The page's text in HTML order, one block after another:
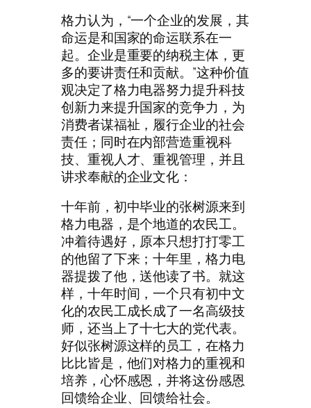
格力认为，“一个企业的发展，其
命运是和国家的命运联系在一
起。企业是重要的纳税主体，更
多的要讲责任和贡献。”这种价值
观决定了格力电器努力提升科技
创新力来提升国家的竞争力，为
消费者谋福祉，履行企业的社会
责任；同时在内部营造重视科
技、重视人才、重视管理，并且
讲求奉献的企业文化：
十年前，初中毕业的张树源来到
格力电器，是个地道的农民工。
冲着待遇好，原本只想打打零工
的他留了下来；十年里，格力电
器提拨了他，送他读了书。就这
样，十年时间，一个只有初中文
化的农民工成长成了一名高级技
师，还当上了十七大的党代表。
好似张树源这样的员工，在格力
比比皆是，他们对格力的重视和
培养，心怀感恩，并将这份感恩
回馈给企业、回馈给社会。